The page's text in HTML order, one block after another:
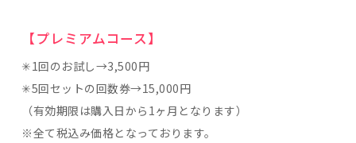
【プレミアムコース】
✳︎1回のお試し→3,500円
✳︎5回セットの回数券→15,000円
（有効期限は購入日から1ヶ月となります）
※全て税込み価格となっております。